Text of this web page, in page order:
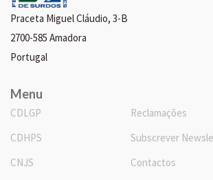
Praceta Miguel Cláudio, 3-B
2700-585 Amadora
Portugal
Menu
CDLGP
CDHPS
CNJS
Reclamações
Subscrever
Contactos